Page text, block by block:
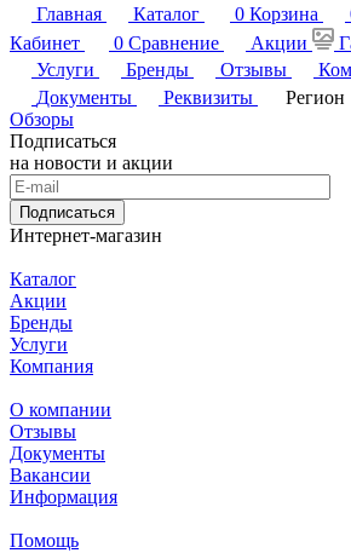
Главная
Каталог 0 Корзина
Кабинет
0 Сравнение Акции
Услуги
Бренды Отзывы
Документы
Реквизиты Регион
Обзоры
Подписаться
на новости и акции
Подписаться
Интернет-магазин
Каталог
Акции
Бренды
Услуги
Компания
О компании
Отзывы
Документы
Вакансии
Информация
Помощь